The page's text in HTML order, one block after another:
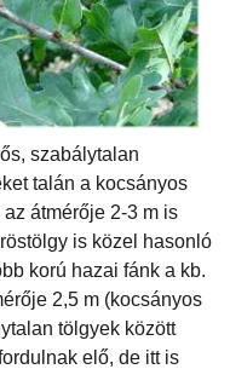
szabálytalan
talán a kocsányos
átmérője 2-3 m is
is közel hasonló
korú hazai fánk a kb.
2,5 m (kocsányos
tölgyek között
elő, de itt is